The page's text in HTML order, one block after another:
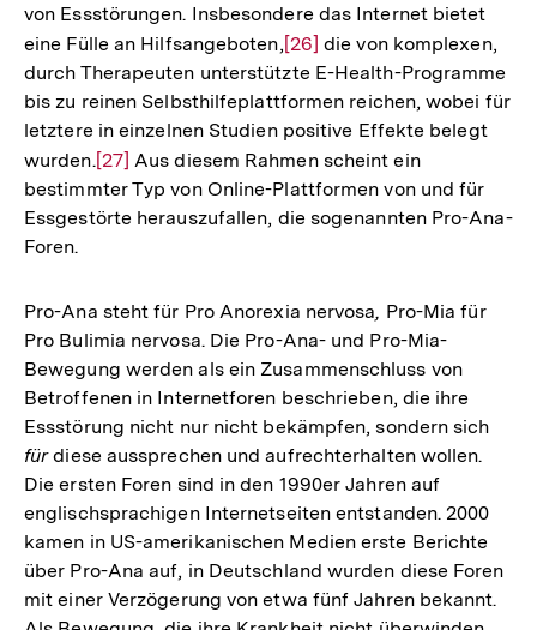
von Essstörungen. Insbesondere das Internet bietet
eine Fülle an Hilfsangeboten,Zur
Auflösung
der
Fußnote
[26] die von komplexen,
durch Therapeuten unterstützte E-Health-Programme
bis zu reinen Selbsthilfeplattformen reichen, wobei für
letztere in einzelnen Studien positive Effekte belegt
wurden.Zur
Auflösung
der
[27] Aus diesem Rahmen scheint ein
bestimmter Typ von Online-Plattformen von und für
Essgestörte herauszufallen, die sogenannten Pro-Ana-
Foren.
Pro-Ana steht für Pro Anorexia nervosa, Pro-Mia für
Pro Bulimia nervosa. Die Pro-Ana- und Pro-Mia-
Bewegung werden als ein Zusammenschluss von
Betroffenen in Internetforen beschrieben, die ihre
Essstörung nicht nur nicht bekämpfen, sondern sich
fürdiese aussprechen und aufrechterhalten wollen.
Die ersten Foren sind in den 1990er Jahren auf
englischsprachigen Internetseiten entstanden. 2000
kamen in US-amerikanischen Medien erste Berichte
über Pro-Ana auf, in Deutschland wurden diese Foren
mit einer Verzögerung von etwa fünf Jahren bekannt.